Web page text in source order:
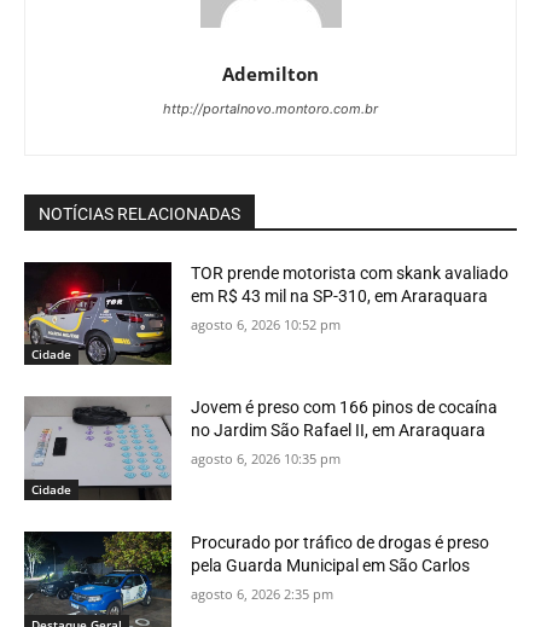
Ademilton
http://portalnovo.montoro.com.br
NOTÍCIAS RELACIONADAS
Cidade
TOR prende motorista com skank avaliado
em R$ 43 mil na SP-310, em Araraquara
agosto 6, 2026 10:52 pm
Cidade
Jovem é preso com 166 pinos de cocaína
no Jardim São Rafael II, em Araraquara
agosto 6, 2026 10:35 pm
Procurado por tráfico de drogas é preso
pela Guarda Municipal em São Carlos
agosto 6, 2026 2:35 pm